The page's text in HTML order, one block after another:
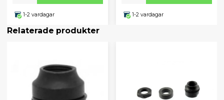
1-2 vardagar 1-2 vardagar
Relaterade produkter